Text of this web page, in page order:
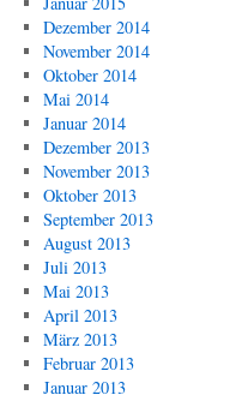
Dezember 2014
November 2014
Oktober 2014
Mai 2014
Januar 2014
Dezember 2013
November 2013
Oktober 2013
September 2013
August 2013
Juli 2013
Mai 2013
April 2013
März 2013
Februar 2013
Januar 2013